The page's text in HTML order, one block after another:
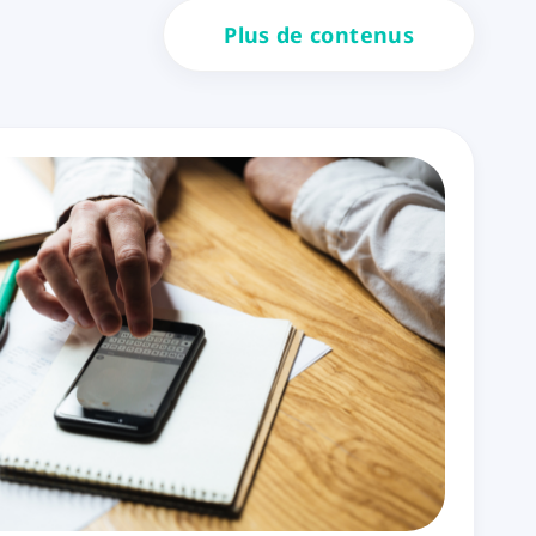
Plus de contenus